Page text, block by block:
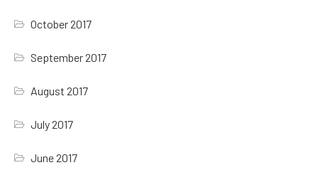
October 2017
September 2017
August 2017
July 2017
June 2017